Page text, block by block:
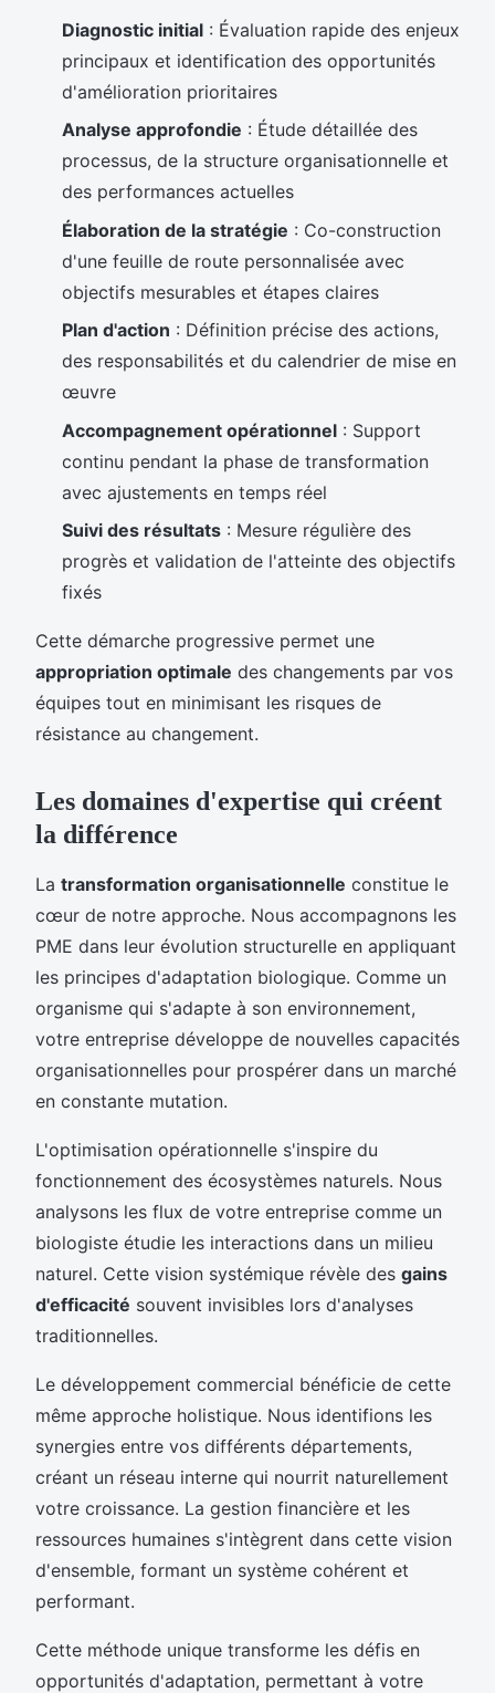
Diagnostic initial : Évaluation rapide des enjeux
principaux et identification des opportunités
d'amélioration prioritaires
Analyse approfondie : Étude détaillée des
processus, de la structure organisationnelle et
des performances actuelles
Élaboration de la stratégie : Co-construction
d'une feuille de route personnalisée avec
objectifs mesurables et étapes claires
Plan d'action : Définition précise des actions,
des responsabilités et du calendrier de mise en
œuvre
Accompagnement opérationnel : Support
continu pendant la phase de transformation
avec ajustements en temps réel
Suivi des résultats : Mesure régulière des
progrès et validation de l'atteinte des objectifs
fixés
Cette démarche progressive permet une
appropriation optimale des changements par vos
équipes tout en minimisant les risques de
résistance au changement.
Les domaines d'expertise qui créent
la différence
La transformation organisationnelle constitue le
cœur de notre approche. Nous accompagnons les
PME dans leur évolution structurelle en appliquant
les principes d'adaptation biologique. Comme un
organisme qui s'adapte à son environnement,
votre entreprise développe de nouvelles capacités
organisationnelles pour prospérer dans un marché
en constante mutation.
L'optimisation opérationnelle s'inspire du
fonctionnement des écosystèmes naturels. Nous
analysons les flux de votre entreprise comme un
biologiste étudie les interactions dans un milieu
naturel. Cette vision systémique révèle des gains
d'efficacité souvent invisibles lors d'analyses
traditionnelles.
Le développement commercial bénéficie de cette
même approche holistique. Nous identifions les
synergies entre vos différents départements,
créant un réseau interne qui nourrit naturellement
votre croissance. La gestion financière et les
ressources humaines s'intègrent dans cette vision
d'ensemble, formant un système cohérent et
performant.
Cette méthode unique transforme les défis en
opportunités d'adaptation, permettant à votre